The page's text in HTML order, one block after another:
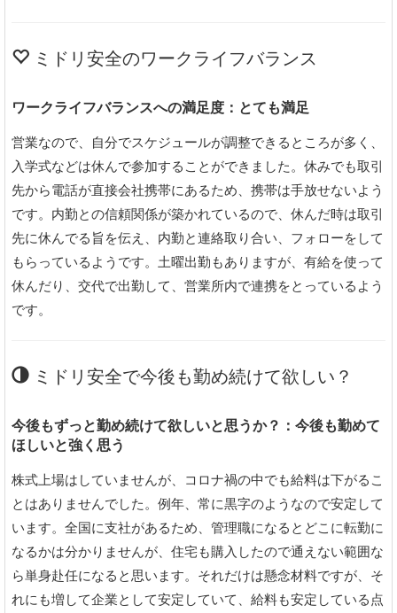
ミドリ安全のワークライフバランス
ワークライフバランスへの満足度：とても満足
営業なので、自分でスケジュールが調整できるところが多く、
入学式などは休んで参加することができました。休みでも取引
先から電話が直接会社携帯にあるため、携帯は手放せないよう
です。内勤との信頼関係が築かれているので、休んだ時は取引
先に休んでる旨を伝え、内勤と連絡取り合い、フォローをして
もらっているようです。土曜出勤もありますが、有給を使って
休んだり、交代で出勤して、営業所内で連携をとっているよう
です。
ミドリ安全で今後も勤め続けて欲しい？
今後もずっと勤め続けて欲しいと思うか？：今後も勤めて
ほしいと強く思う
株式上場はしていませんが、コロナ禍の中でも給料は下がるこ
とはありませんでした。例年、常に黒字のようなので安定して
います。全国に支社があるため、管理職になるとどこに転勤に
なるかは分かりませんが、住宅も購入したので通えない範囲な
ら単身赴任になると思います。それだけは懸念材料ですが、そ
れにも増して企業として安定していて、給料も安定している点